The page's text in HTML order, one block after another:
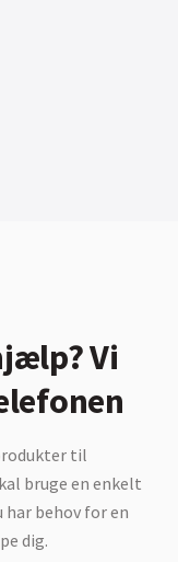
Vi
til
bruge en enkelt
behov for en
dig.